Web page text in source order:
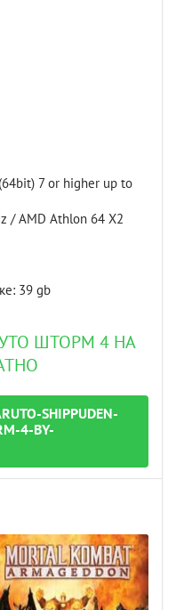
7 or higher up to
/ AMD Athlon 64 X2
39 gb
ШТОРМ 4 НА
SHIPPUDEN-
4-BY-